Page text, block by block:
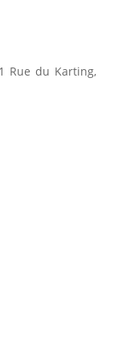
Rue du Karting,